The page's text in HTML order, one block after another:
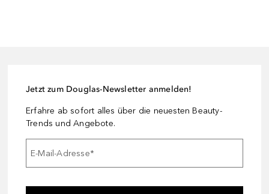
Jetzt zum Douglas-Newsletter anmelden!
Erfahre ab sofort alles über die neuesten Beauty-
Trends und Angebote.
E-Mail-Adresse*